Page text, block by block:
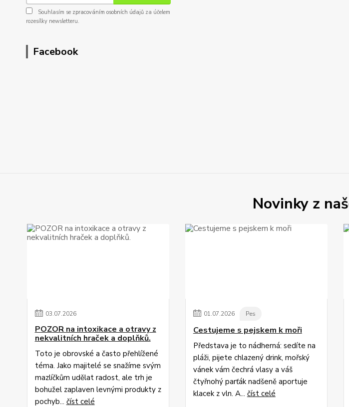
Souhlasím se zpracováním osobních údajů za účelem
rozesílky newsletteru.
Facebook
Novinky z
03.07.2026
POZOR na intoxikace a otravy z
nekvalitních hraček a doplňků.
Toto je obrovské a často přehlížené
téma. Jako majitelé se snažíme svým
mazlíčkům udělat radost, ale trh je
bohužel zaplaven levnými produkty z
pochyb... číst celé
01.07.2026 Pes
Cestujeme s pejskem k moři
Představa je to nádherná: sedíte na
pláži, pijete chlazený drink, mořský
vánek vám čechrá vlasy a váš
čtyřnohý parťák nadšeně aportuje
klacek z vln. A... číst celé